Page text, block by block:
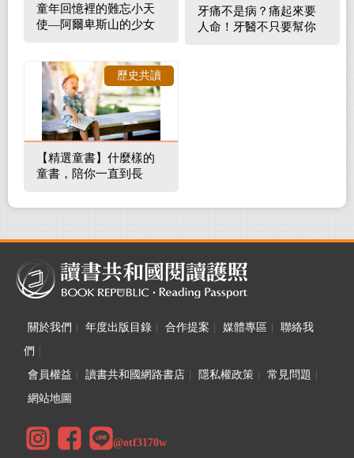
童年回憶裡的難忘小天
使—阿爾卑斯山的少女
牙痛不是病？痛起來要
人命！牙醫不只要幫你
【精選童書】什麼樣的
童書，陪你一直到長
歷史共讀
關於我們 年度出版目錄 合作提案 媒體專區
聯絡我
們
會員權益
讀書共和國網路書店 隱私權政策 常見問題
網站地圖
@otf3170w